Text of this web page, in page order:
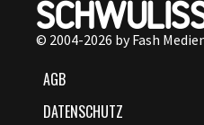
© 2004-2026 by Fash
AGB
DATENSCHUTZ